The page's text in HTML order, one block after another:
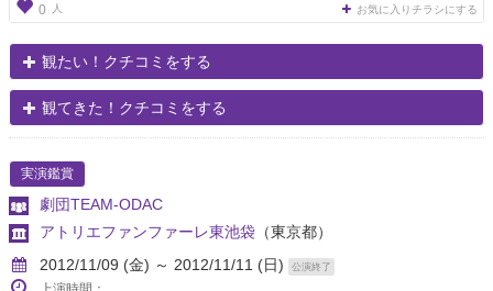
0 人 お気に入りチラシにする
観たい！クチコミをする
観てきた！クチコミをする
実演鑑賞
劇団TEAM-ODAC
アトリエファンファーレ東池袋 （東京都）
2012/11/09 (金) ～ 2012/11/11 (日)
公演終了